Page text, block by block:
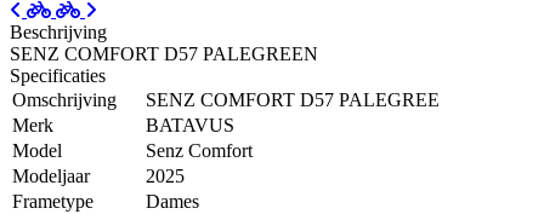
Beschrijving
SENZ COMFORT D57 PALEGREEN
Specificaties
Omschrijving
SENZ COMFORT D57 PALEGREE
Merk
BATAVUS
Model
Senz Comfort
Modeljaar
2025
Frametype
Dames